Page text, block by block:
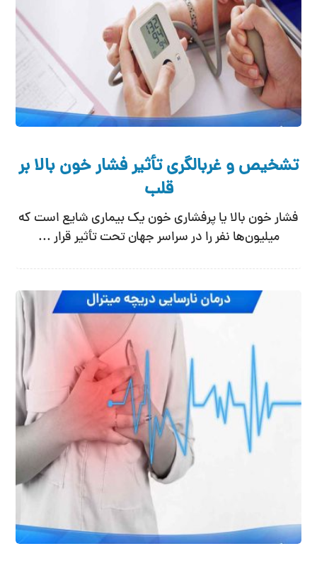
تشخیص و غربالگری تأثیر فشار خون بالا بر
قلب
فشار خون بالا یا پرفشاری خون یک بیماری شایع است که
میلیون‌ها نفر را در سراسر جهان تحت تأثیر قرار ...